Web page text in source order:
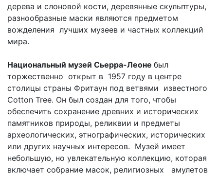
дерева и слоновой кости, деревянные скульптуры,
разнообразные маски являются предметом
вожделения лучших музеев и частных коллекций
мира.
Национальный музей Сьерра-Леоне был
торжественно открыт в 1957 году в центре
столицы страны Фритаун под ветвями известного
Cotton Tree. Он был создан для того, чтобы
обеспечить сохранение древних и исторических
памятников природы, реликвии и предметы
археологических, этнографических, исторических
или других научных интересов. Музей имеет
небольшую, но увлекательную коллекцию, которая
включает собрание масок, религиозных амулетов